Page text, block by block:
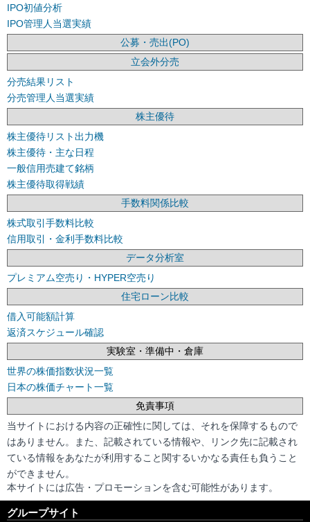
IPO初値分析
IPO管理人当選実績
公募・売出(PO)
立会外分売
分売結果リスト
分売管理人当選実績
株主優待
株主優待リスト出力機
株主優待・主な日程
一般信用売建て銘柄
株主優待取得戦績
手数料関係比較
株式取引手数料比較
信用取引・金利手数料比較
データ分析室
プレミアム空売り・HYPER空売り
住宅ローン比較
借入可能額計算
返済スケジュール確認
実験室・準備中・倉庫
世界の株価指数状況一覧
日本の株価チャート一覧
免責事項
当サイトにおける内容の正確性に関しては、それを保障するもので
はありません。また、記載されている情報や、リンク先に記載され
ている情報をあなたが利用すること関するいかなる責任も負うこと
ができません。
本サイトには広告・プロモーションを含む可能性があります。
グループサイト